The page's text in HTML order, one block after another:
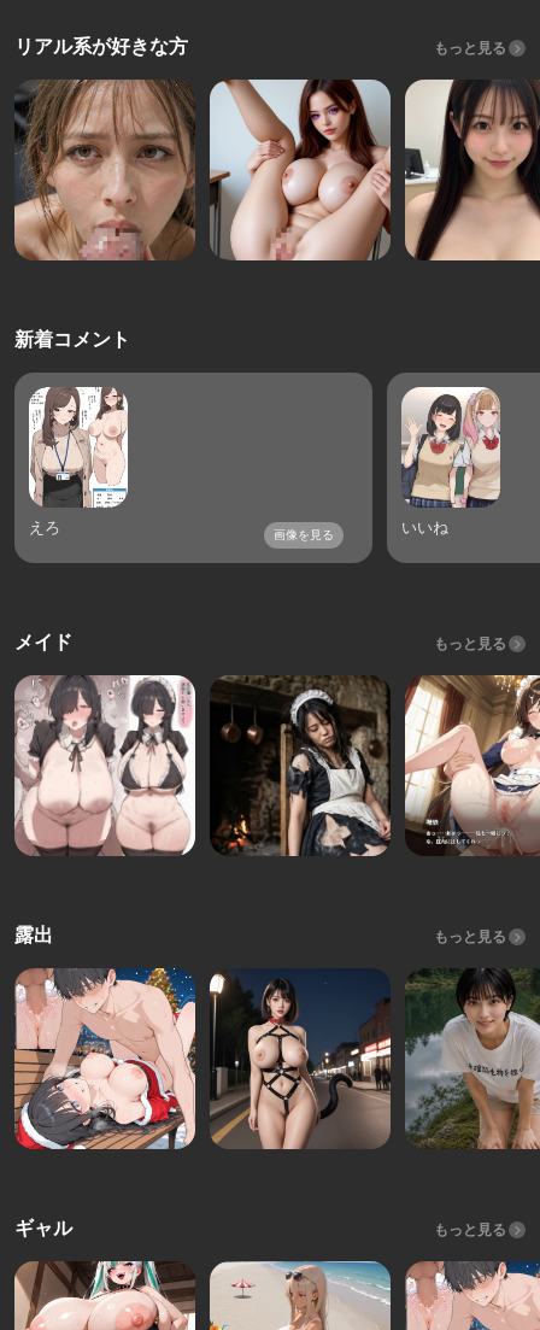
リアル系が好きな方 もっと見る
新着コメント
えろ 画像を見る いいね
メイド もっと見る
露出 もっと見る
ギャル もっと見る